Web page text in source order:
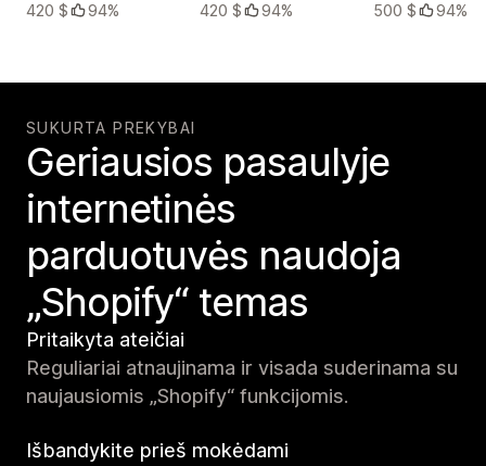
420 $
94%
420 $
94%
500 $
94%
SUKURTA PREKYBAI
Geriausios pasaulyje
internetinės
parduotuvės naudoja
„Shopify“ temas
Pritaikyta ateičiai
Reguliariai atnaujinama ir visada suderinama su
naujausiomis „Shopify“ funkcijomis.
Išbandykite prieš mokėdami